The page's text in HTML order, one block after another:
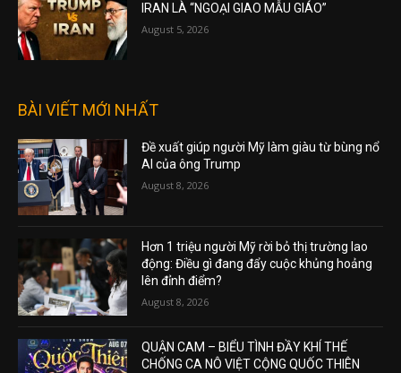
IRAN LÀ “NGOẠI GIAO MẪU GIÁO”
August 5, 2026
BÀI VIẾT MỚI NHẤT
Đề xuất giúp người Mỹ làm giàu từ bùng nổ
AI của ông Trump
August 8, 2026
Hơn 1 triệu người Mỹ rời bỏ thị trường lao
động: Điều gì đang đẩy cuộc khủng hoảng
lên đỉnh điểm?
August 8, 2026
QUẬN CAM – BIỂU TÌNH ĐẦY KHÍ THẾ
CHỐNG CA NÔ VIỆT CỘNG QUỐC THIÊN